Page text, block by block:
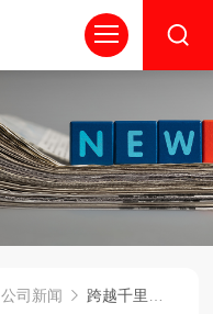
公司新闻 跨越千里的合作，南京大展的DZDR-S导热系数测定仪在伊犁师范大学的新应用